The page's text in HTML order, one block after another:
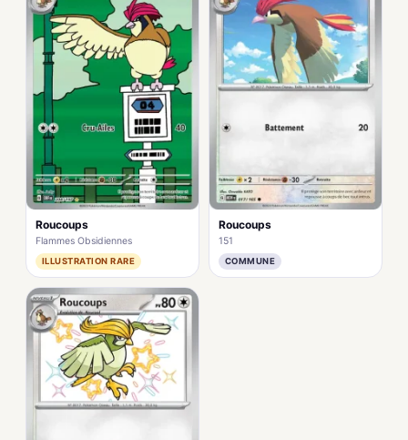
Roucoups
Flammes Obsidiennes
ILLUSTRATION RARE
Roucoups
151
COMMUNE